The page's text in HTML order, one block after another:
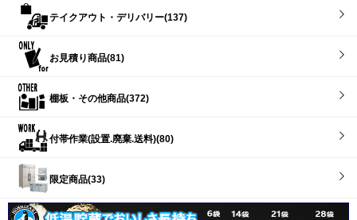
テイクアウト・デリバリー(137)
お見積り商品(81)
棚板・その他商品(372)
付帯作業(設置.廃棄.送料)(80)
限定商品(33)